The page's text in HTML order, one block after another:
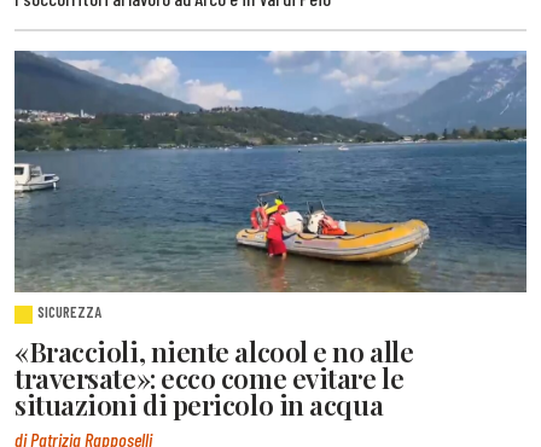
SICUREZZA
«Braccioli, niente alcool e no alle
traversate»: ecco come evitare le
situazioni di pericolo in acqua
di Patrizia Rapposelli